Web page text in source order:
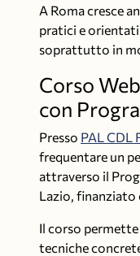
A Roma cresce
pratici e orientati
soprattutto in
Corso
con
Presso PAL CDL
frequentare un
attraverso il
Lazio, finanziato
Il corso
tecniche